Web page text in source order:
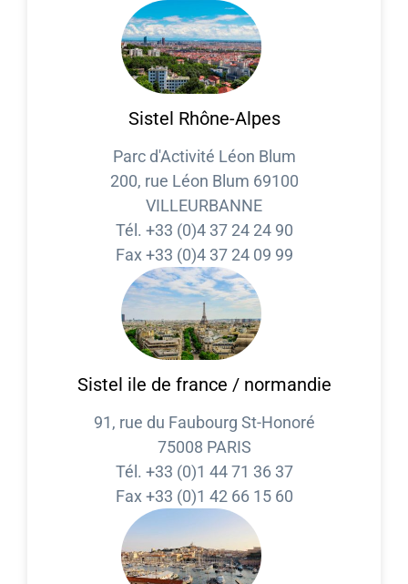
Sistel Rhône-Alpes
Parc d'Activité Léon Blum
200, rue Léon Blum 69100
VILLEURBANNE
Tél. +33 (0)4 37 24 24 90
Fax +33 (0)4 37 24 09 99
Sistel ile de france / normandie
91, rue du Faubourg St-Honoré
75008 PARIS
Tél. +33 (0)1 44 71 36 37
Fax +33 (0)1 42 66 15 60